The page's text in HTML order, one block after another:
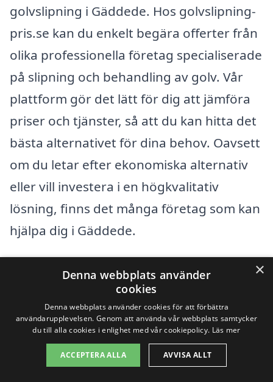
golvslipning i Gäddede. Hos golvslipning-
pris.se kan du enkelt begära offerter från
olika professionella företag specialiserade
på slipning och behandling av golv. Vår
plattform gör det lätt för dig att jämföra
priser och tjänster, så att du kan hitta det
bästa alternativet för dina behov. Oavsett
om du letar efter ekonomiska alternativ
eller vill investera i en högkvalitativ
lösning, finns det många företag som kan
hjälpa dig i Gäddede.
Få 3 erbjudanden, gratis och utan
Sök efter en
×
Denna webbplats använder
cookies
Denna webbplats använder cookies för att förbättra
användarupplevelsen. Genom att använda vår webbplats samtycker
du till alla cookies i enlighet med vår cookiepolicy. Läs mer
ACCEPTERA ALLA AVVISA ALLT